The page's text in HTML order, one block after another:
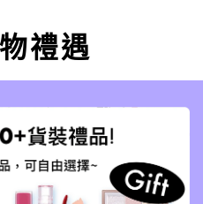
禮遇